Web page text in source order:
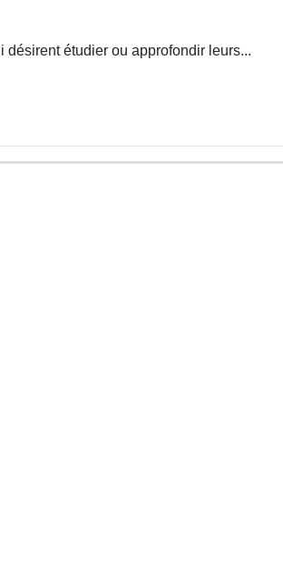
désirent étudier ou approfondir leurs...